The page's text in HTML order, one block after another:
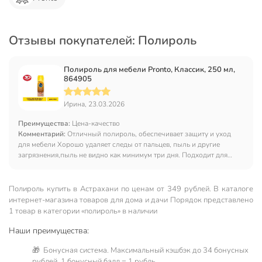
Отзывы покупателей: Полироль
Полироль для мебели Pronto, Классик, 250 мл,
864905
Ирина, 23.03.2026
Преимущества: Цена-качество
Комментарий: Отличный полироль, обеспечивает защиту и уход
для мебели Хорошо удаляет следы от пальцев, пыль и другие
загрязнения,пыль не видно как минимум три дня. Подходит для
Полироль купить в Астрахани по ценам от 349 рублей. В каталоге
интернет-магазина товаров для дома и дачи Порядок представлено
1 товар в категории «полироль» в наличии
Наши преимущества:
🎁 Бонусная система. Максимальный кэшбэк до 34 бонусных